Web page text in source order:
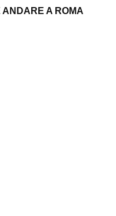
ANDARE A ROMA